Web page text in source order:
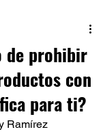
de prohibir
con
para ti?
Ramírez